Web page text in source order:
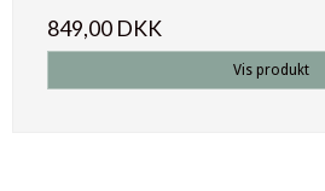
849,00 DKK
Vis produkt